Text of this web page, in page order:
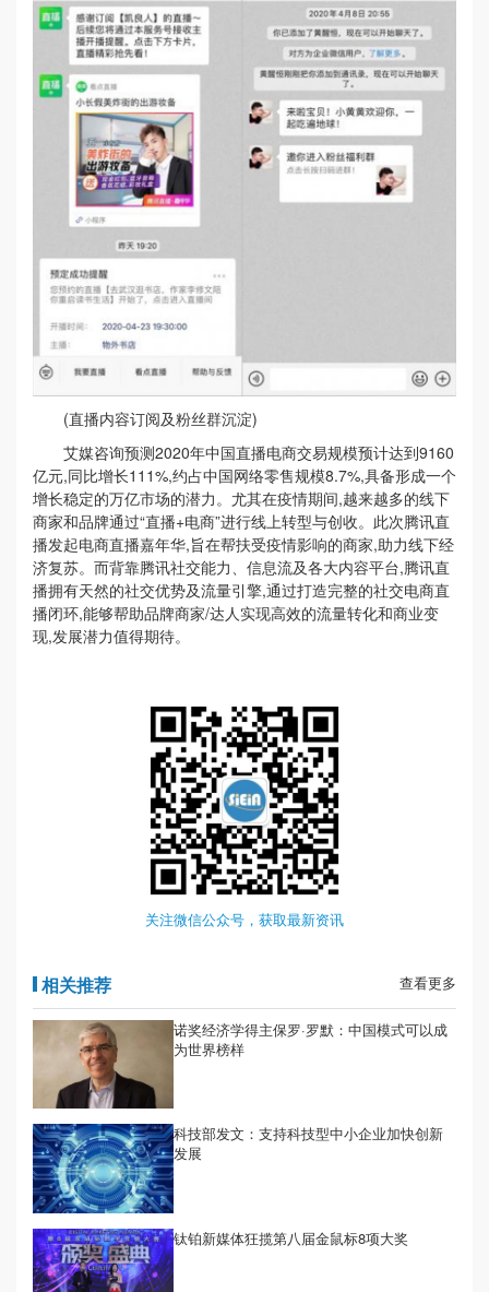
(直播内容订阅及粉丝群沉淀)
艾媒咨询预测2020年中国直播电商交易规模预计达到9160
亿元,同比增长111%,约占中国网络零售规模8.7%,具备形成一个
增长稳定的万亿市场的潜力。尤其在疫情期间,越来越多的线下
商家和品牌通过“直播+电商”进行线上转型与创收。此次腾讯直
播发起电商直播嘉年华,旨在帮扶受疫情影响的商家,助力线下经
济复苏。而背靠腾讯社交能力、信息流及各大内容平台,腾讯直
播拥有天然的社交优势及流量引擎,通过打造完整的社交电商直
播闭环,能够帮助品牌商家/达人实现高效的流量转化和商业变
现,发展潜力值得期待。
关注微信公众号，获取最新资讯
相关推荐 查看更多
诺奖经济学得主保罗·罗默：中国模式可以成
为世界榜样
科技部发文：支持科技型中小企业加快创新
发展
钛铂新媒体狂揽第八届金鼠标8项大奖